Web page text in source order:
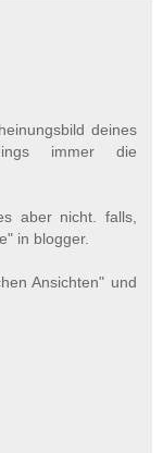
deines
immer die
aber nicht. falls,
in blogger.
Ansichten" und